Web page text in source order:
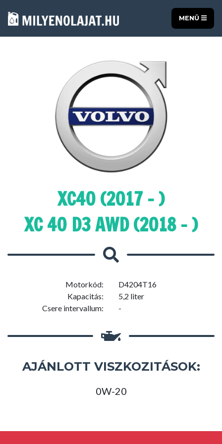
MENÜ
XC40 (2017 - )
XC 40 D3 AWD (2018 - )
Motorkód:
D4204T16
Kapacitás:
5,2 liter
Csere intervallum:
-
AJÁNLOTT VISZKOZITÁSOK:
0W-20